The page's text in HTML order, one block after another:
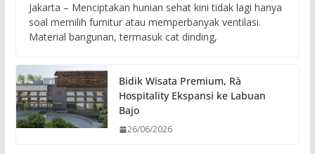
Jakarta – Menciptakan hunian sehat kini tidak lagi hanya
soal memilih furnitur atau memperbanyak ventilasi.
Material bangunan, termasuk cat dinding,
Bidik Wisata Premium, Rà
Hospitality Ekspansi ke Labuan
Bajo
26/06/2026